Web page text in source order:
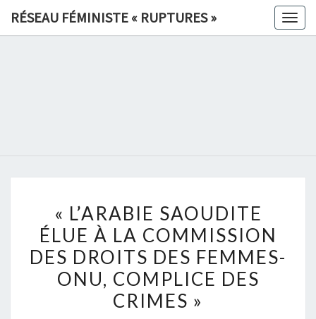
RÉSEAU FÉMINISTE « RUPTURES »
»
SAOUDITE
ÉLUE
À
LA
COMMISSION
DES
« L’ARABIE SAOUDITE
ÉLUE À LA COMMISSION
DES DROITS DES FEMMES-
ONU, COMPLICE DES
CRIMES »